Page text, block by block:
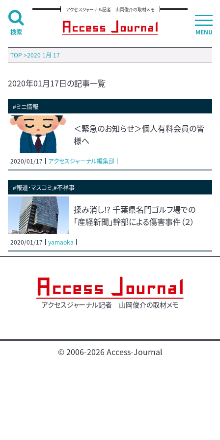
アクセスジャーナル記者 山岡俊介の取材メモ
TOP >2020 1月 17
2020年01月17日の記事一覧
#ミニ情報
＜緊急のお知らせ＞個人有料会員の皆
様へ
2020/01/17 アクセスジャーナル編集部
#報道・マスコミ,#不祥事
揉み消し!? 千葉県名門ゴルフ場での
「産経新聞」幹部による傷害事件（２）
2020/01/17 yamaoka
アクセスジャーナル記者 山岡俊介の取材メモ
© 2006-2026 Access-Journal
MENU
検索